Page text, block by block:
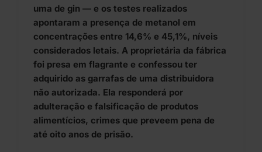
uma de gin — e os testes realizados
apontaram a presença de metanol em
concentrações entre 14,6% e 45,1%, níveis
considerados letais. A proprietária da fábrica
foi presa em flagrante e confessou ter
adquirido as garrafas de uma distribuidora
não autorizada. Ela responderá por
adulteração e falsificação de produtos
alimentícios, crimes que preveem pena de
até oito anos de prisão.